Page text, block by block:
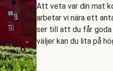
Att veta var din mat
arbetar vi nära ett
ser till att du får goda
väljer kan du lita på